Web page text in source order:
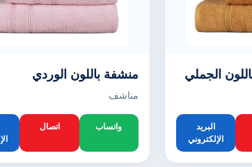
الجملي
البريد
الإلكتروني
منشفة باللون الوردي
مناشف
واتساب اتصال